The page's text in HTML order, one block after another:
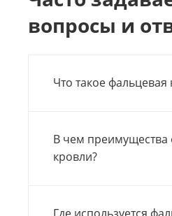
вопросы и
Что такое фальцевая
В чем преимущества
кровли?